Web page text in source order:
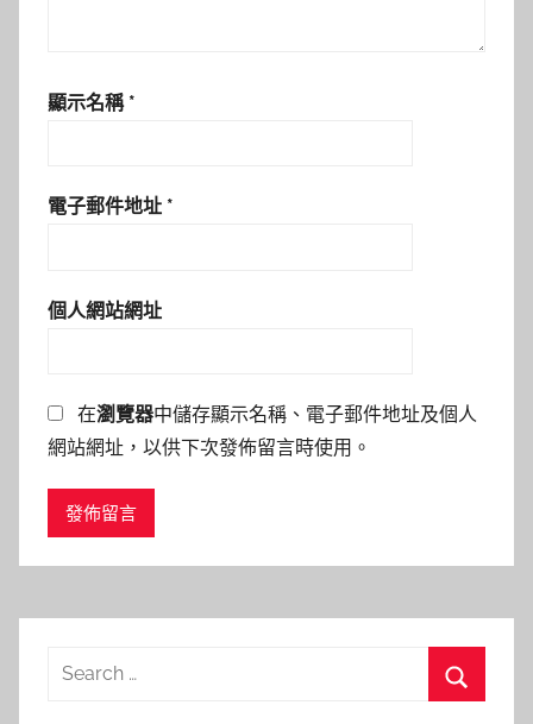
顯示名稱 *
電子郵件地址 *
個人網站網址
在瀏覽器中儲存顯示名稱、電子郵件地址及個人
網站網址，以供下次發佈留言時使用。
Search